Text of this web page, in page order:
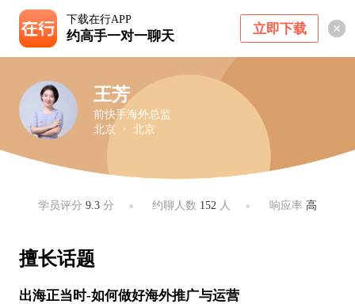
下载在行APP
约高手一对一聊天 立即下载
王芳
前快手海外总监
北京 ・ 北京
学员评分9.3 分 约聊人数 152 人 响应率 高
擅长话题
出海正当时-如何做好海外推广与运营